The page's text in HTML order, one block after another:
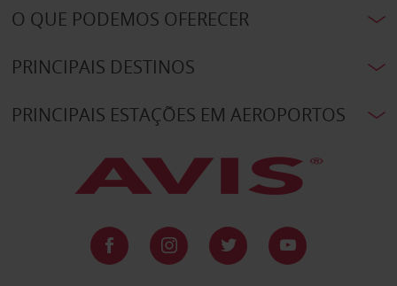
O QUE PODEMOS OFERECER
PRINCIPAIS DESTINOS
PRINCIPAIS ESTAÇÕES EM AEROPORTOS